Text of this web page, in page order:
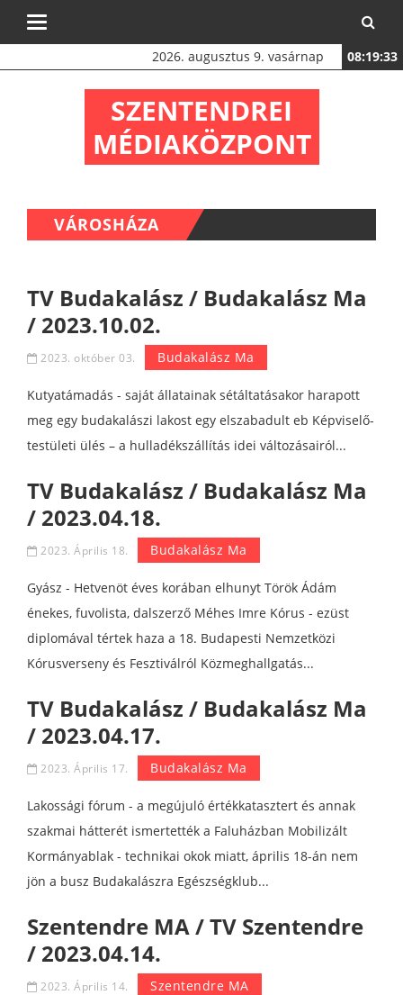
Toggle
2026. augusztus 9. vasárnap 08:19:34
SZENTENDREI
MÉDIAKÖZPONT
VÁROSHÁZA
TV Budakalász / Budakalász Ma
/ 2023.10.02.
2023. október 03. Budakalász Ma
Kutyatámadás - saját állatainak sétáltatásakor harapott
meg egy budakalászi lakost egy elszabadult eb Képviselő-
testületi ülés – a hulladékszállítás idei változásairól...
TV Budakalász / Budakalász Ma
/ 2023.04.18.
2023. Április 18. Budakalász Ma
Gyász - Hetvenöt éves korában elhunyt Török Ádám
énekes, fuvolista, dalszerző Méhes Imre Kórus - ezüst
diplomával tértek haza a 18. Budapesti Nemzetközi
Kórusverseny és Fesztiválról Közmeghallgatás...
TV Budakalász / Budakalász Ma
/ 2023.04.17.
2023. Április 17. Budakalász Ma
Lakossági fórum - a megújuló értékkatasztert és annak
szakmai hátterét ismertették a Faluházban Mobilizált
Kormányablak - technikai okok miatt, április 18-án nem
jön a busz Budakalászra Egészségklub...
Szentendre MA / TV Szentendre
/ 2023.04.14.
2023. Április 14. Szentendre MA